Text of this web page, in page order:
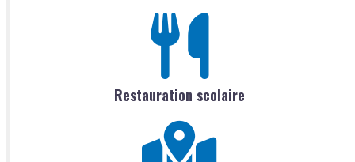
Restauration scolaire